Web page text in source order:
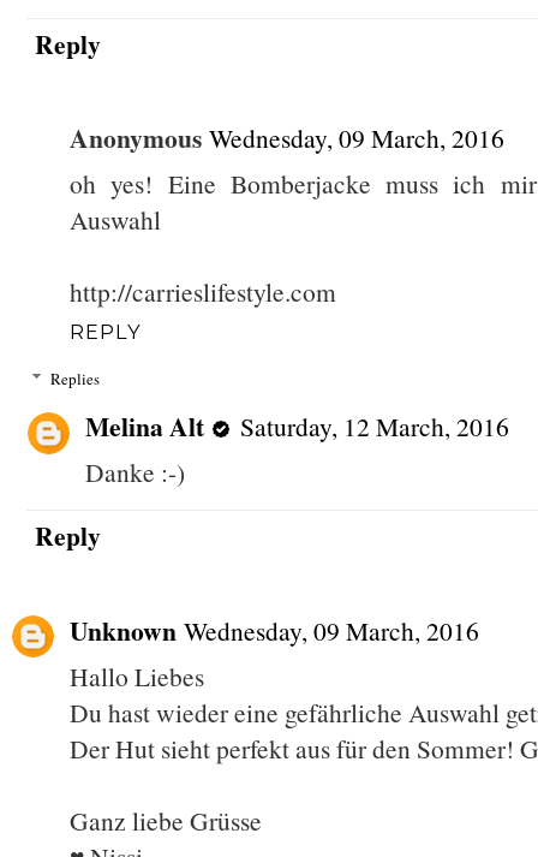
Reply
Anonymous Wednesday, 09 March, 2016
oh yes! Eine Bomberjacke muss ich
Auswahl
http://carrieslifestyle.com
REPLY
Replies
Melina Alt
Saturday, 12 March, 2016
Danke :-)
Reply
Unknown Wednesday, 09 March, 2016
Hallo Liebes
Du hast wieder eine gefährliche Auswahl
Der Hut sieht perfekt aus für den Sommer!
Ganz liebe Grüsse